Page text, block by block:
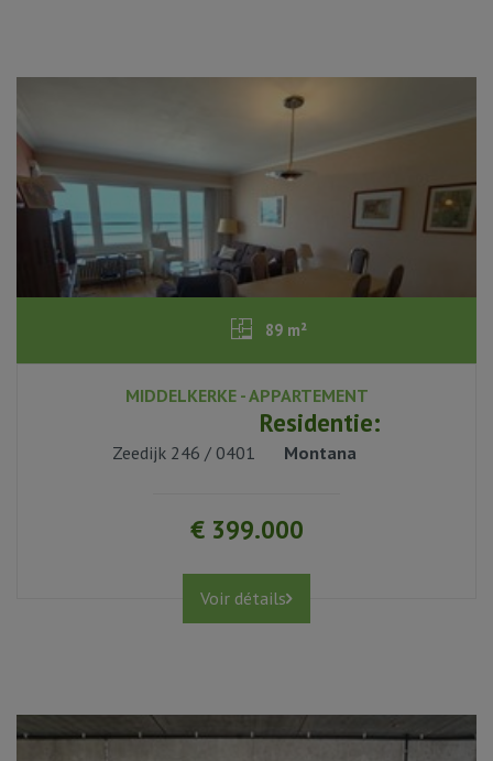
89 m²
3
MIDDELKERKE - APPARTEMENT
Zeedijk 246 / 0401
Residentie:
Montana
€ 399.000
Voir détails